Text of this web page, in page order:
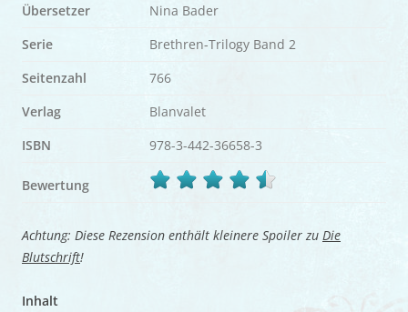
Übersetzer
Nina Bader
Serie
Brethren-Trilogy Band 2
Seitenzahl
766
Verlag
Blanvalet
ISBN
978-3-442-36658-3
Bewertung
Achtung: Diese Rezension enthält kleinere Spoiler zu Die
Blutschrift!
Inhalt